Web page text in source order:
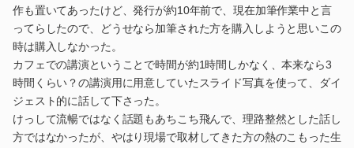
作も置いてあったけど、発行が約10年前で、現在加筆作業中と言
ってらしたので、どうせなら加筆された方を購入しようと思いこの
時は購入しなかった。
カフェでの講演ということで時間が約1時間しかなく、本来なら3
時間くらい？の講演用に用意していたスライド写真を使って、ダイ
ジェスト的に話して下さった。
けっして流暢ではなく話題もあちこち飛んで、理路整然とした話し
方ではなかったが、やはり現場で取材してきた方の熱のこもった生